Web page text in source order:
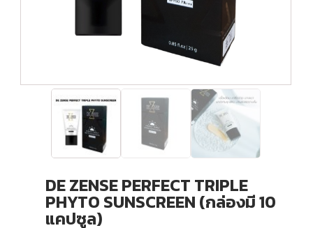
DE ZENSE PERFECT TRIPLE
PHYTO SUNSCREEN (กล่องมี 10
แคปซูล)